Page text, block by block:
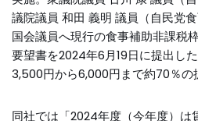
議院議員 和田 義明 議員（自民党
国会議員へ現行の食事補助非課税
要望書を2024年6月19日に提出し
3,500円から6,000円まで約70％の
同社では「2024年度（今年度）は